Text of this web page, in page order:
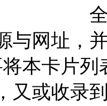
与网址，
本卡片
又或收录